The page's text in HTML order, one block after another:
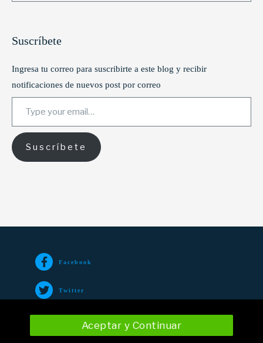
Suscríbete
Ingresa tu correo para suscribirte a este blog y recibir
notificaciones de nuevos post por correo
Type your email…
Suscríbete
Facebook
Twitter
Aceptar y Continuar